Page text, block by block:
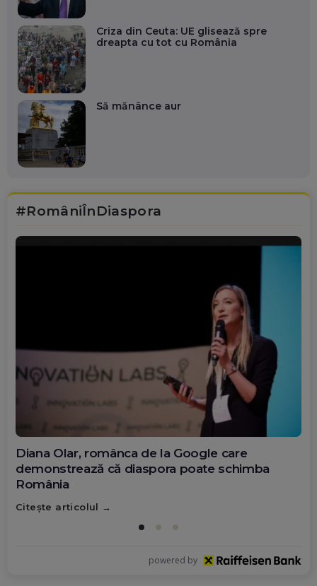
Criza din Ceuta: UE glisează spre
dreapta cu tot cu România
Să mănânce aur
#RomâniÎnDiaspora
Diana Olar, românca de la Google care
demonstrează că diaspora poate schimba
România
Citește articolul
powered by